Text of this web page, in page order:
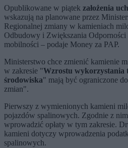
Opublikowane w piątek założenia
wskazują na planowane przez
Regionalnej zmiany w kamieniach
Odbudowy i Zwiększania Odporności
mobilności – podaje Money za PAP.
Ministerstwo chce zmienić kamienie
w zakresie "Wzrostu wykorzystania
środowiska" mają być ograniczone
zmian".
Pierwszy z wymienionych kamieni
pojazdów spalinowych. Zgodnie z
wprowadzić opłaty w tym zakresie.
kamieni dotyczy wprowadzenia
spalinowych.